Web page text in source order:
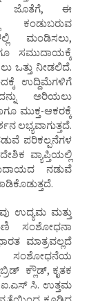
ಜೊತೆಗೆ, ಈ
ಕಂಡುಬರುವ
ಮಂಡಿಸಲು,
ಸಮುದಾಯಕ್ಕೆ
ಒತ್ತು ನೀಡಲಿದೆ.
ಉದ್ದಿಮೆಗಳಿಗೆ
ಅರಿಯಲು
ಮುಕ್ತ-ಆಕರಕ್ಕೆ
ಲಭ್ಯವಾಗುತ್ತದೆ.
ಪರಿಕಲ್ಪನೆಗಳ
ವ್ಯಾಪ್ತಿಯಲ್ಲಿ
ನಡುವೆ
ಉದ್ಯಮ ಮತ್ತು
ಸಂಶೋಧನಾ
ಮಾತ್ರವಲ್ಲದೆ
ಸಂಶೋಧನೆಯ
ಕ್ಲೌಡ್, ಕೃತಕ
ಸಿ. ಉತ್ತಮ